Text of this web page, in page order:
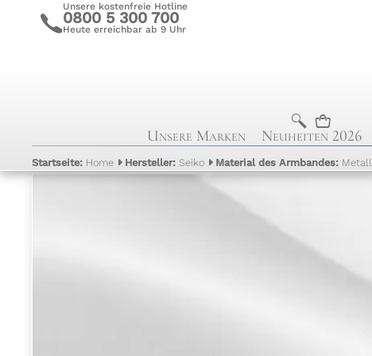
c
Unsere kostenfreie Hotline
0800 5 300 700
Heute erreichbar ab 9 Uhr
b n
Unsere Marken Neuheiten 2026
Startseite: Home Hersteller:Seiko Material des Armbandes: Metall